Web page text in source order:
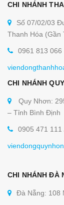
CHI NHÁNH
Số 07/02/03
Thanh Hóa (Gần
0961 813 066
CHI NHÁNH
Quy Nhơn:
– Tỉnh Bình Định
0905 471 111
CHI NHÁNH ĐÀ
Đà Nẵng: 108